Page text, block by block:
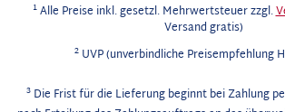
1Alle Preise inkl. gesetzl. Mehrwertsteuer zzgl.
Versand gratis)
2 UVP (unverbindliche Preisempfehlung
3Die Frist für die Lieferung beginnt bei Zahlung